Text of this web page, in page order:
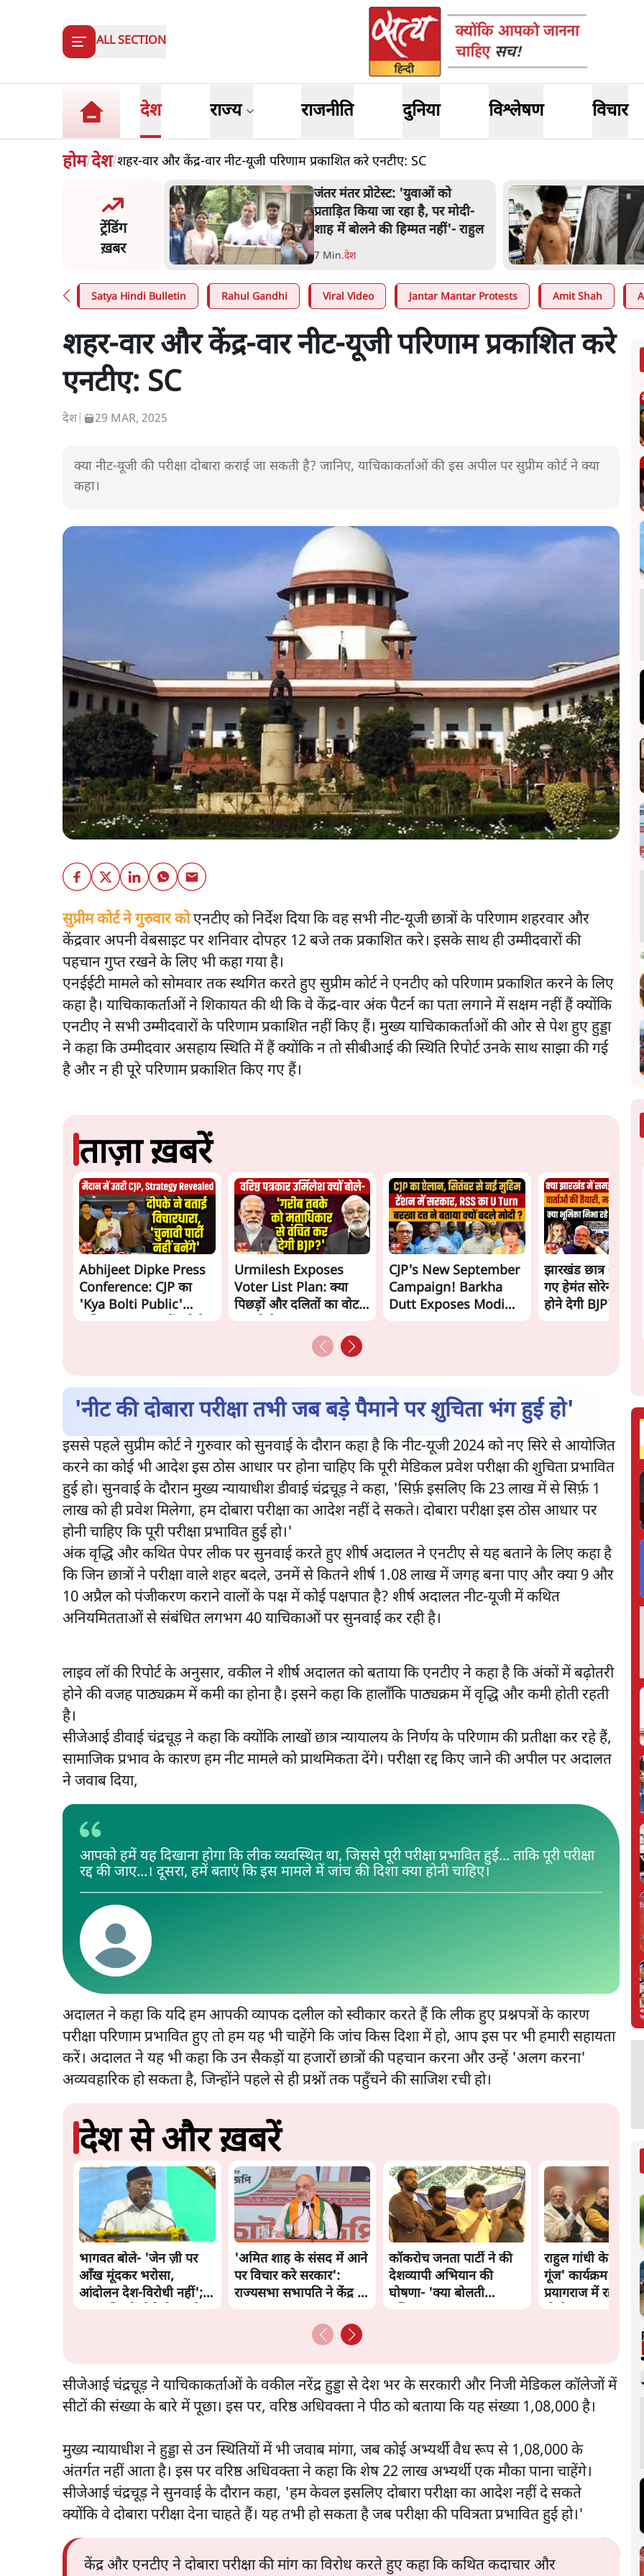
ALL SECTION
देश राज्य राजनीति दुनिया विश्लेषण विचार
होम/देश/शहर-वार और केंद्र-वार नीट-यूजी परिणाम प्रकाशित करे एनटीए: SC
ट्रेंडिंग
ख़बर
प्रोटेस्ट- 'ताकतवर सरकार
पर आक्रामकता न दिखाए
जेन जी को सुने': SC
जंतर मंतर प्रोटेस्ट: 'युवाओं को
प्रताड़ित किया जा रहा है, पर मोदी-
शाह में बोलने की हिम्मत नहीं'- राहुल
7 Min.देश
Satya Hindi Bulletin Rahul Gandhi Viral Video Jantar Mantar Protests Amit Shah
शहर-वार और केंद्र-वार नीट-यूजी परिणाम प्रकाशित करे
एनटीए: SC
देश 29 MAR, 2025
क्या नीट-यूजी की परीक्षा दोबारा कराई जा सकती है? जानिए, याचिकाकर्ताओं की इस अपील पर सुप्रीम कोर्ट ने क्या
कहा।
सुप्रीम कोर्ट ने गुरुवार कोएनटीए को निर्देश दिया कि वह सभी नीट-यूजी छात्रों के परिणाम शहरवार और
केंद्रवार अपनी वेबसाइट पर शनिवार दोपहर 12 बजे तक प्रकाशित करे। इसके साथ ही उम्मीदवारों की
पहचान गुप्त रखने के लिए भी कहा गया है।
एनईईटी मामले को सोमवार तक स्थगित करते हुए सुप्रीम कोर्ट ने एनटीए को परिणाम प्रकाशित करने के लिए
कहा है। याचिकाकर्ताओं ने शिकायत की थी कि वे केंद्र-वार अंक पैटर्न का पता लगाने में सक्षम नहीं हैं क्योंकि
एनटीए ने सभी उम्मीदवारों के परिणाम प्रकाशित नहीं किए हैं। मुख्य याचिकाकर्ताओं की ओर से पेश हुए हुड्डा
ने कहा कि उम्मीदवार असहाय स्थिति में हैं क्योंकि न तो सीबीआई की स्थिति रिपोर्ट उनके साथ साझा की गई
है और न ही पूरे परिणाम प्रकाशित किए गए हैं।
ताज़ा ख़बरें
Abhijeet Dipke Press
Conference: CJP का
'Kya Bolti Public'
Urmilesh Exposes
Voter List Plan: क्या
पिछड़ों और दलितों का वोट
CJP's New September
Campaign! Barkha
Dutt Exposes Modi
झारखंड छात्र
गए हेमंत सोरेन,
होने देगी BJP?
'नीट की दोबारा परीक्षा तभी जब बड़े पैमाने पर शुचिता भंग हुई हो'
इससे पहले सुप्रीम कोर्ट ने गुरुवार को सुनवाई के दौरान कहा है कि नीट-यूजी 2024 को नए सिरे से आयोजित
करने का कोई भी आदेश इस ठोस आधार पर होना चाहिए कि पूरी मेडिकल प्रवेश परीक्षा की शुचिता प्रभावित
हुई हो। सुनवाई के दौरान मुख्य न्यायाधीश डीवाई चंद्रचूड़ ने कहा, 'सिर्फ़ इसलिए कि 23 लाख में से सिर्फ़ 1
लाख को ही प्रवेश मिलेगा, हम दोबारा परीक्षा का आदेश नहीं दे सकते। दोबारा परीक्षा इस ठोस आधार पर
होनी चाहिए कि पूरी परीक्षा प्रभावित हुई हो।'
अंक वृद्धि और कथित पेपर लीक पर सुनवाई करते हुए शीर्ष अदालत ने एनटीए से यह बताने के लिए कहा है
कि जिन छात्रों ने परीक्षा वाले शहर बदले, उनमें से कितने शीर्ष 1.08 लाख में जगह बना पाए और क्या 9 और
10 अप्रैल को पंजीकरण कराने वालों के पक्ष में कोई पक्षपात है? शीर्ष अदालत नीट-यूजी में कथित
अनियमितताओं से संबंधित लगभग 40 याचिकाओं पर सुनवाई कर रही है।
लाइव लॉ की रिपोर्ट के अनुसार, वकील ने शीर्ष अदालत को बताया कि एनटीए ने कहा है कि अंकों में बढ़ोतरी
होने की वजह पाठ्यक्रम में कमी का होना है। इसने कहा कि हालाँकि पाठ्यक्रम में वृद्धि और कमी होती रहती
है।
सीजेआई डीवाई चंद्रचूड़ ने कहा कि क्योंकि लाखों छात्र न्यायालय के निर्णय के परिणाम की प्रतीक्षा कर रहे हैं,
सामाजिक प्रभाव के कारण हम नीट मामले को प्राथमिकता देंगे। परीक्षा रद्द किए जाने की अपील पर अदालत
ने जवाब दिया,
आपको हमें यह दिखाना होगा कि लीक व्यवस्थित था, जिससे पूरी परीक्षा प्रभावित हुई... ताकि पूरी परीक्षा
रद्द की जाए...। दूसरा, हमें बताएं कि इस मामले में जांच की दिशा क्या होनी चाहिए।
अदालत ने कहा कि यदि हम आपकी व्यापक दलील को स्वीकार करते हैं कि लीक हुए प्रश्नपत्रों के कारण
परीक्षा परिणाम प्रभावित हुए तो हम यह भी चाहेंगे कि जांच किस दिशा में हो, आप इस पर भी हमारी सहायता
करें। अदालत ने यह भी कहा कि उन सैकड़ों या हजारों छात्रों की पहचान करना और उन्हें 'अलग करना'
अव्यवहारिक हो सकता है, जिन्होंने पहले से ही प्रश्नों तक पहुँचने की साजिश रची हो।
देश से और ख़बरें
भागवत बोले- 'जेन ज़ी पर
आँख मूंदकर भरोसा,
आंदोलन देश-विरोधी नहीं';
'अमित शाह के संसद में आने
पर विचार करे सरकार':
राज्यसभा सभापति ने केंद्र से
कॉकरोच जनता पार्टी ने की
देशव्यापी अभियान की
घोषणा- 'क्या बोलती
राहुल गांधी के
गूंज' कार्यक्रम की
प्रयागराज में रद्द,
बोली- 'हर हाल में
सीजेआई चंद्रचूड़ ने याचिकाकर्ताओं के वकील नरेंद्र हुड्डा से देश भर के सरकारी और निजी मेडिकल कॉलेजों में
सीटों की संख्या के बारे में पूछा। इस पर, वरिष्ठ अधिवक्ता ने पीठ को बताया कि यह संख्या 1,08,000 है।
मुख्य न्यायाधीश ने हुड्डा से उन स्थितियों में भी जवाब मांगा, जब कोई अभ्यर्थी वैध रूप से 1,08,000 के
अंतर्गत नहीं आता है। इस पर वरिष्ठ अधिवक्ता ने कहा कि शेष 22 लाख अभ्यर्थी एक मौका पाना चाहेंगे।
सीजेआई चंद्रचूड़ ने सुनवाई के दौरान कहा, 'हम केवल इसलिए दोबारा परीक्षा का आदेश नहीं दे सकते
क्योंकि वे दोबारा परीक्षा देना चाहते हैं। यह तभी हो सकता है जब परीक्षा की पवित्रता प्रभावित हुई हो।'
केंद्र और एनटीए ने दोबारा परीक्षा की मांग का विरोध करते हुए कहा कि कथित कदाचार और